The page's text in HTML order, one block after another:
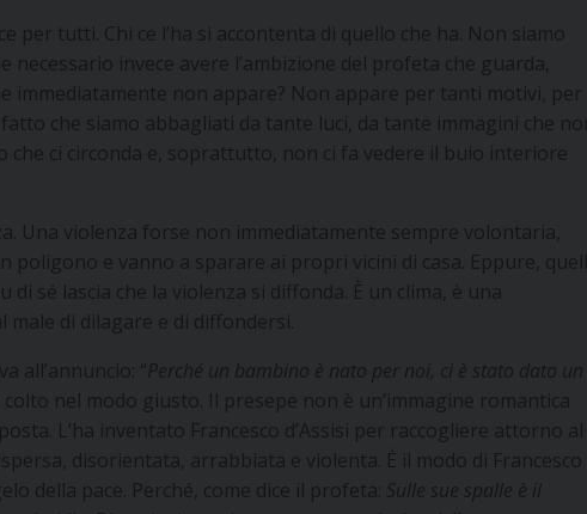
per tutti. Chi ce l’ha si accontenta di quello che ha. Non siamo
invece avere l’ambizione del profeta che guarda,
immediatamente non appare? Non appare per tanti motivi, per
che siamo abbagliati da tante luci, da tante immagini che non
ci circonda e, soprattutto, non ci fa vedere il buio interiore
Una violenza forse non immediatamente sempre volontaria,
e vanno a sparare ai propri vicini di casa. Eppure, quella
sé lascia che la violenza si diffonda. È un clima, è una
di dilagare e di diffondersi.
“
colto nel modo giusto. Il presepe non è un’immagine romantica
L’ha inventato Francesco d’Assisi per raccogliere attorno al
disorientata, arrabbiata e violenta. È il modo di Francesco
della pace. Perché, come dice il profeta: